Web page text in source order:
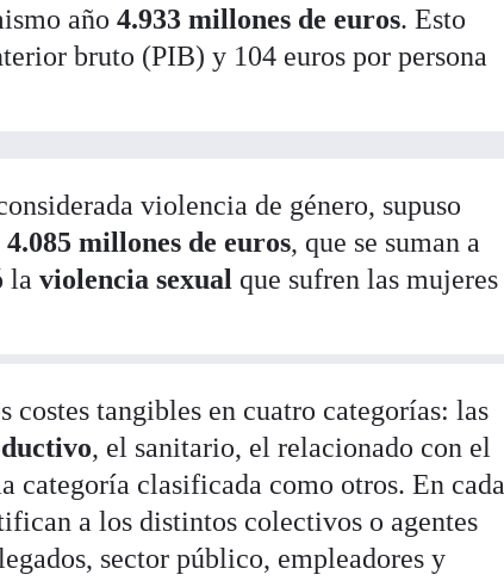
año4.933 millones de euros. Esto
bruto (PIB) y 104 euros por persona
violencia de género, supuso
4.085 millones de euros, que se suman a
laviolencia sexual que sufren las mujeres
tangibles en cuatro categorías: las
, el sanitario, el relacionado con el
categoría clasificada como otros. En cada
a los distintos colectivos o agentes
sector público, empleadores y